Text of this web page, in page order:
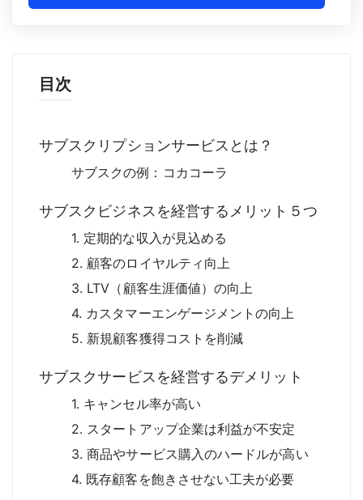
目次
サブスクリプションサービスとは？
サブスクの例：コカコーラ
サブスクビジネスを経営するメリット５つ
1. 定期的な収入が見込める
2. 顧客のロイヤルティ向上
3. LTV（顧客生涯価値）の向上
4. カスタマーエンゲージメントの向上
5. 新規顧客獲得コストを削減
サブスクサービスを経営するデメリット
1. キャンセル率が高い
2. スタートアップ企業は利益が不安定
3. 商品やサービス購入のハードルが高い
4. 既存顧客を飽きさせない工夫が必要